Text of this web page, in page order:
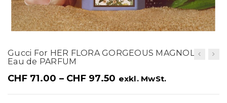
t
i
n
Gucci For HER FLORA GORGEOUS MAGNOLIA
Eau de PARFUM
CHF71.00 – CHF97.50 exkl. MwSt.